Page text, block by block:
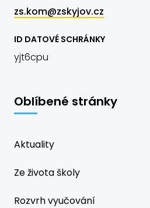
zs.kom@zskyjov.cz
ID DATOVÉ SCHRÁNKY
yjt6cpu
Oblíbené stránky
Aktuality
Ze života školy
Rozvrh vyučování